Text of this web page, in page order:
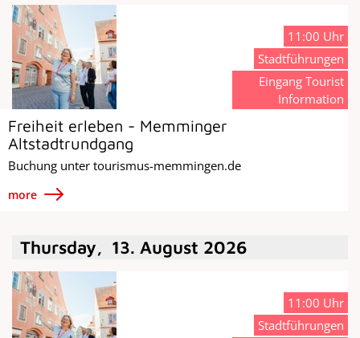
Freiheit erleben - Memminger
Altstadtrundgang
Buchung unter tourismus-memmingen.de
more
11:00 Uhr
Stadtführungen
Eingang Tourist
Information
Thursday, 13. August 2026
11:00 Uhr
Stadtführungen